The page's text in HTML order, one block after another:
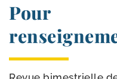
Pour